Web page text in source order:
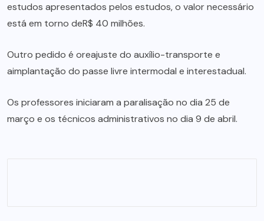
estudos apresentados pelos estudos, o valor necessário
está em torno deR$ 40 milhões.
Outro pedido é oreajuste do auxílio-transporte e
aimplantação do passe livre intermodal e interestadual.
Os professores iniciaram a paralisação no dia 25 de
março e os técnicos administrativos no dia 9 de abril.